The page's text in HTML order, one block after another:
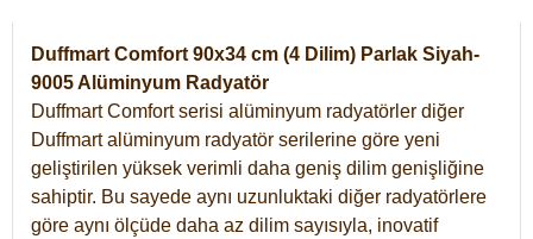
Duffmart Comfort 90x34 cm (4 Dilim) Parlak Siyah-
9005 Alüminyum Radyatör
Duffmart Comfort serisi alüminyum radyatörler diğer
Duffmart alüminyum radyatör serilerine göre yeni
geliştirilen yüksek verimli daha geniş dilim genişliğine
sahiptir. Bu sayede aynı uzunluktaki diğer radyatörlere
göre aynı ölçüde daha az dilim sayısıyla, inovatif